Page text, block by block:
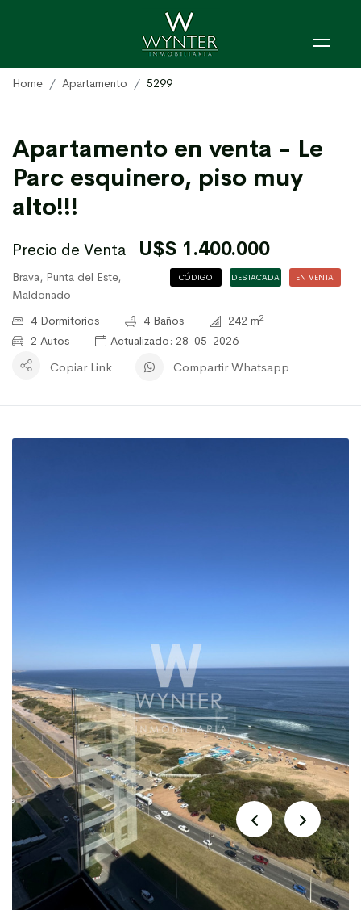
Home Apartamento 5299
Apartamento en venta - Le
Parc esquinero, piso muy
alto!!!
Precio de Venta U$S 1.400.000
Brava, Punta del Este,
Maldonado
CÓDIGO
DESTACADA EN VENTA
4 Dormitorios 4 Baños 242 m2
2 Autos Actualizado: 28-05-2026
Copiar Link Compartir Whatsapp